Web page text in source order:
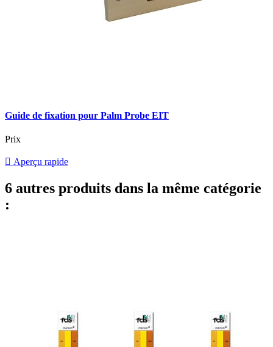
Guide de fixation pour Palm Probe EIT
Prix
 Aperçu rapide
6 autres produits dans la même catégorie
: